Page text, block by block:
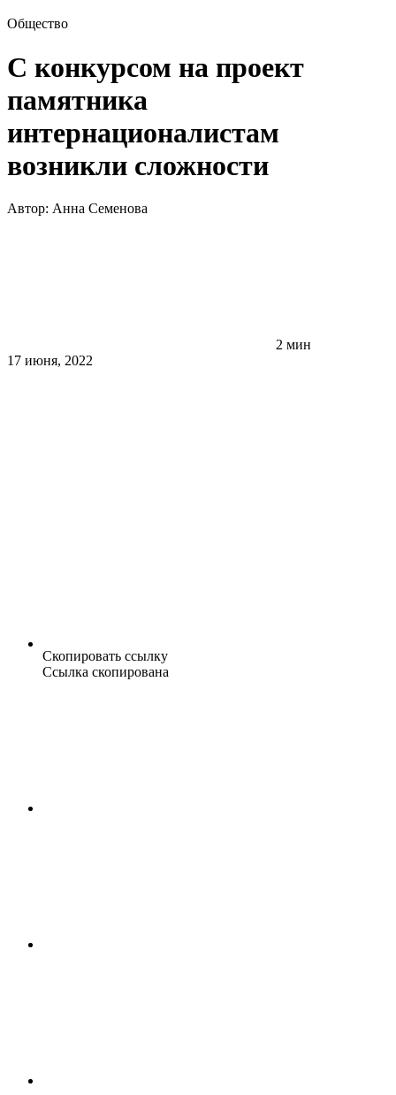
Общество
С конкурсом на проект
памятника
интернационалистам
возникли сложности
Автор: Анна Семенова
2 мин
17 июня, 2022
Скопировать ссылку
Ссылка скопирована